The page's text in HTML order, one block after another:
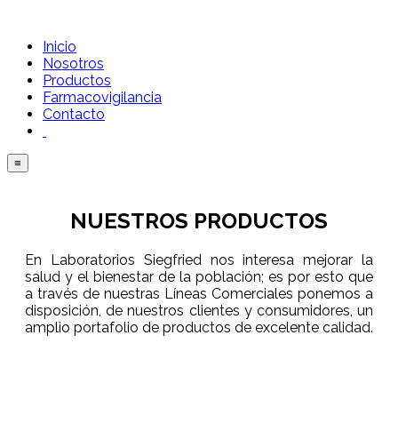
Inicio
Nosotros
Productos
Farmacovigilancia
Contacto
≡
NUESTROS PRODUCTOS
En Laboratorios Siegfried nos interesa mejorar la
salud y el bienestar de la población; es por esto que
a través de nuestras Líneas Comerciales ponemos a
disposición, de nuestros clientes y consumidores, un
amplio portafolio de productos de excelente calidad.